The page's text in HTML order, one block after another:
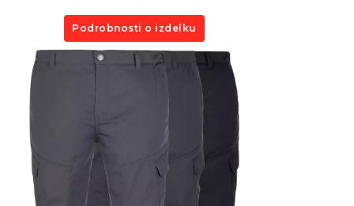
Podrobnosti o izdelku